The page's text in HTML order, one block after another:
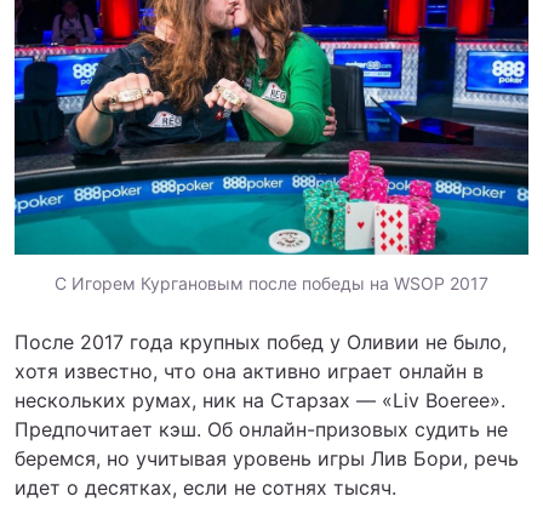
С Игорем Кургановым после победы на WSOP 2017
После 2017 года крупных побед у Оливии не было,
хотя известно, что она активно играет онлайн в
нескольких румах, ник на Старзах — «Liv Boeree».
Предпочитает кэш. Об онлайн-призовых судить не
беремся, но учитывая уровень игры Лив Бори, речь
идет о десятках, если не сотнях тысяч.